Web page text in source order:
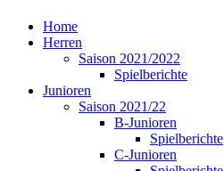
Home
Herren
Saison 2021/2022
Spielberichte
Junioren
Saison 2021/22
B-Junioren
Spielberichte
C-Junioren